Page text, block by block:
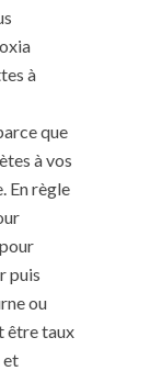
à
que
à vos
En règle
puis
ou
être taux
et